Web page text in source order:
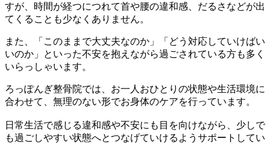
すが、時間が経つにつれて首や腰の違和感、だるさなどが出
てくることも少なくありません。
また、「このままで大丈夫なのか」「どう対応していけばい
いのか」といった不安を抱えながら過ごされている方も多く
いらっしゃいます。
ろっぽんぎ整骨院では、お一人おひとりの状態や生活環境に
合わせて、無理のない形でお身体のケアを行っています。
日常生活で感じる違和感や不安にも目を向けながら、少しで
も過ごしやすい状態へとつなげていけるようサポートしてい